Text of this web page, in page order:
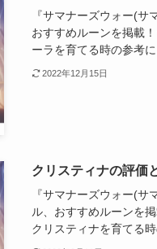
『サマナーズウォー(サ
おすすめルーンを掲載
ーラを育てる時の参考
2022年12月15日
クリスティナの評価
『サマナーズウォー(
ル、おすすめルーンを
クリスティナを育てる